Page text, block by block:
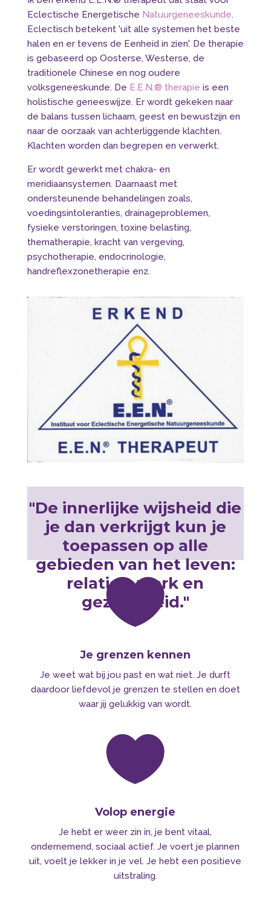
Eclectische Energetische Natuurgeneeskunde.
Eclectisch betekent 'uit alle systemen het beste
halen en er tevens de Eenheid in zien'. De therapie
is gebaseerd op Oosterse, Westerse, de
traditionele Chinese en nog oudere
volksgeneeskunde. De E.E.N.® therapie is een
holistische geneeswijze. Er wordt gekeken naar
de balans tussen lichaam, geest en bewustzijn en
naar de oorzaak van achterliggende klachten.
Klachten worden dan begrepen en verwerkt.
Er wordt gewerkt met chakra- en
meridiaansystemen. Daarnaast met
ondersteunende behandelingen zoals,
voedingsintoleranties, drainageproblemen,
fysieke verstoringen, toxine belasting,
thematherapie, kracht van vergeving,
psychotherapie, endocrinologie,
handreflexzonetherapie enz.
"De innerlijke wijsheid die
je dan verkrijgt kun je
toepassen op alle
gebieden van het leven:
relaties, werk en
gezondheid."

Je grenzen kennen
Je weet wat bij jou past en wat niet. Je durft
daardoor liefdevol je grenzen te stellen en doet
waar jij gelukkig van wordt.

Volop energie
Je hebt er weer zin in, je bent vitaal,
ondernemend, sociaal actief. Je voert je plannen
uit, voelt je lekker in je vel. Je hebt een positieve
uitstraling.